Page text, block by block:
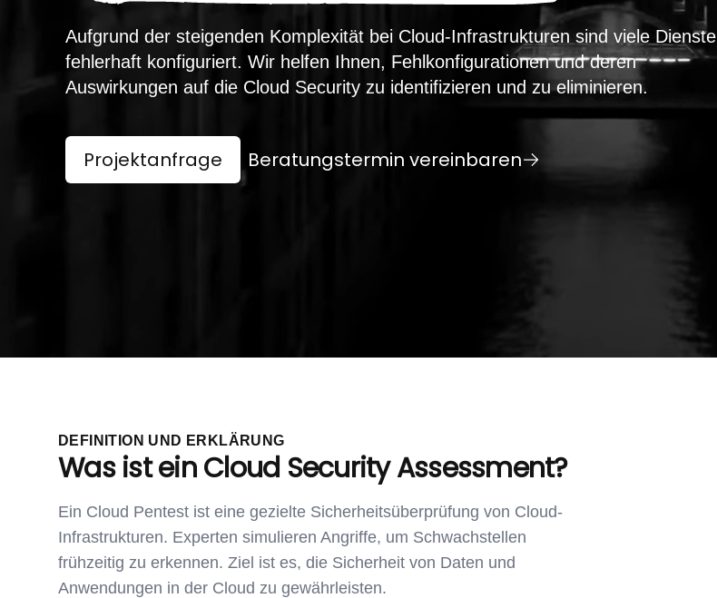
Aufgrund der steigenden Komplexität bei Cloud-Infrastrukturen sind viele Dienste
fehlerhaft konfiguriert. Wir helfen Ihnen, Fehlkonfigurationen und deren
Auswirkungen auf die Cloud Security zu identifizieren und zu eliminieren.
Projektanfrage Beratungstermin vereinbaren
DEFINITION UND ERKLÄRUNG
Was ist ein Cloud Security Assessment?
Ein Cloud Pentest ist eine gezielte Sicherheitsüberprüfung von Cloud-
Infrastrukturen. Experten simulieren Angriffe, um Schwachstellen
frühzeitig zu erkennen. Ziel ist es, die Sicherheit von Daten und
Anwendungen in der Cloud zu gewährleisten.